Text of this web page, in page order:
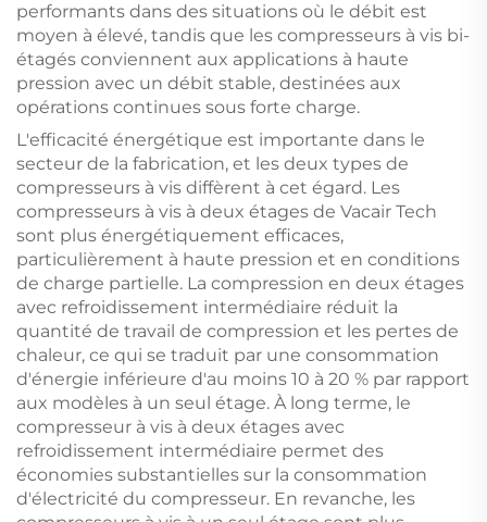
performants dans des situations où le débit est
moyen à élevé, tandis que les compresseurs à vis bi-
étagés conviennent aux applications à haute
pression avec un débit stable, destinées aux
opérations continues sous forte charge.
L'efficacité énergétique est importante dans le
secteur de la fabrication, et les deux types de
compresseurs à vis diffèrent à cet égard. Les
compresseurs à vis à deux étages de Vacair Tech
sont plus énergétiquement efficaces,
particulièrement à haute pression et en conditions
de charge partielle. La compression en deux étages
avec refroidissement intermédiaire réduit la
quantité de travail de compression et les pertes de
chaleur, ce qui se traduit par une consommation
d'énergie inférieure d'au moins 10 à 20 % par rapport
aux modèles à un seul étage. À long terme, le
compresseur à vis à deux étages avec
refroidissement intermédiaire permet des
économies substantielles sur la consommation
d'électricité du compresseur. En revanche, les